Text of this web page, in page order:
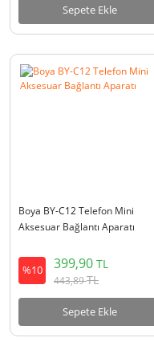
Sepete Ekle
Boya BY-C12 Telefon Mini
Aksesuar Bağlantı Aparatı
%10 399,90 TL
443,89TL
Sepete Ekle